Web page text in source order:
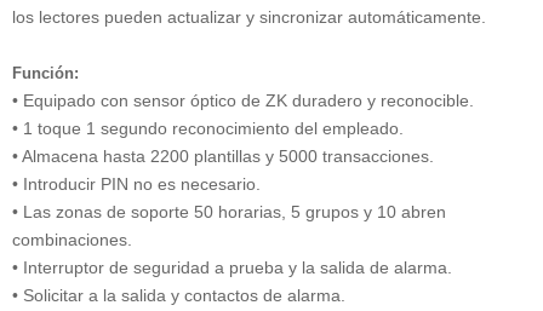
los lectores pueden actualizar y sincronizar automáticamente.
Función:
• Equipado con sensor óptico de ZK duradero y reconocible.
• 1 toque 1 segundo reconocimiento del empleado.
• Almacena hasta 2200 plantillas y 5000 transacciones.
• Introducir PIN no es necesario.
• Las zonas de soporte 50 horarias, 5 grupos y 10 abren
combinaciones.
• Interruptor de seguridad a prueba y la salida de alarma.
• Solicitar a la salida y contactos de alarma.